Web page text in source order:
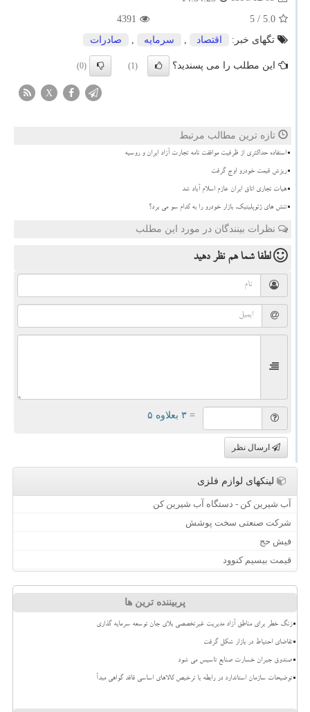
5.0
/ 5
4391
تگهای خبر:
اقتصاد , سرمایه , صادرات
این مطلب را می پسندید؟ (1)
(0)
X
تازه ترین مطالب مرتبط
استفاده حداکثری از ظرفیت موافقت نامه تجارت آزاد ایران و روسیه
ریزش قیمت خودرو اوج گرفت
هیات تجاری اتاق ایران عازم اسلام آباد شد
تنش های ژئوپلیتیک، بازار خودرو را به کدام سو می برد؟
نظرات بینندگان در مورد این مطلب
لطفا شما همنظر دهید
= ۳ بعلاوه ۵
ارسال نظر
لینکهای لوازم فلزی
آب شیرین کن - دستگاه آب شیرین کن
شرکت صنعتی سخت پوشش
فیش حج
قیمت بیسیم کنوود
پربیننده ترین ها
زنگ خطر برای مناطق آزاد مدیریت غیرتخصصی بلای جان توسعه سرمایه گذاری
تقاضای احتیاط در بازار شکل گرفت
صندوق جبران خسارت صنایع تاسیس می شود
توضیحات سازمان استاندارد در رابطه با ترخیص کالاهای اساسی فاقد گواهی مبدأ